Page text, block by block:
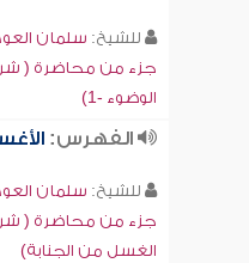
للشيخ: سلمان
جزء من محاضرة ( شرح
الوضوء -1)
الفهرس:
للشيخ: سلمان
جزء من محاضرة ( شرح
الغسل من الجنابة)